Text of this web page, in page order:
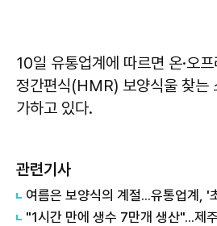
10일 유통업계에 따르면 온·오
정간편식(HMR) 보양식울 찾는
가하고 있다.
관련기사
여름은 보양식의 계절...유통업계, '